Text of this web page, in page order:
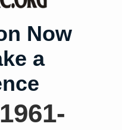
Now
a